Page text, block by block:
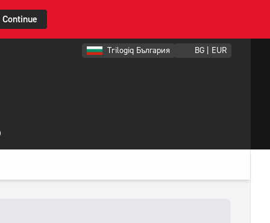
Continue
Trilogiq България BG | EUR